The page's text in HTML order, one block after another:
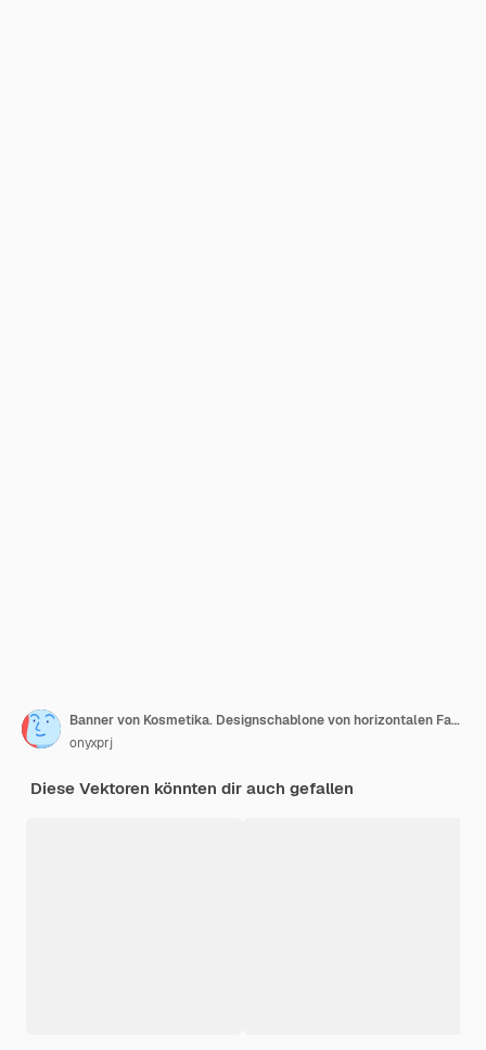
Banner von Kosmetika. Designschablone von horizontalen Fahnen mit s von Frauenkosmetik
onyxprj
Diese Vektoren könnten dir auch gefallen